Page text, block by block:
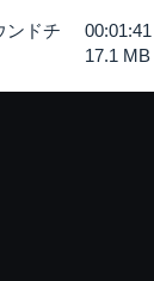
ンドチ
00:01:41
17.1 MB